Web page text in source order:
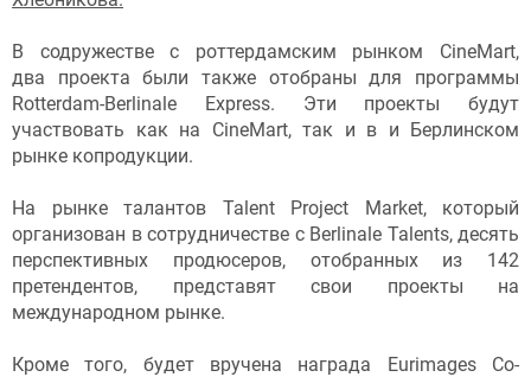
В содружестве с роттердамским рынком CineMart,
два проекта были также отобраны для программы
Rotterdam-Berlinale Express. Эти проекты будут
участвовать как на CineMart, так и в и Берлинском
рынке копродукции.
На рынке талантов Talent Project Market, который
организован в сотрудничестве с Berlinale Talents, десять
перспективных продюсеров, отобранных из 142
претендентов, представят свои проекты на
международном рынке.
Кроме того, будет вручена награда Eurimages Co-